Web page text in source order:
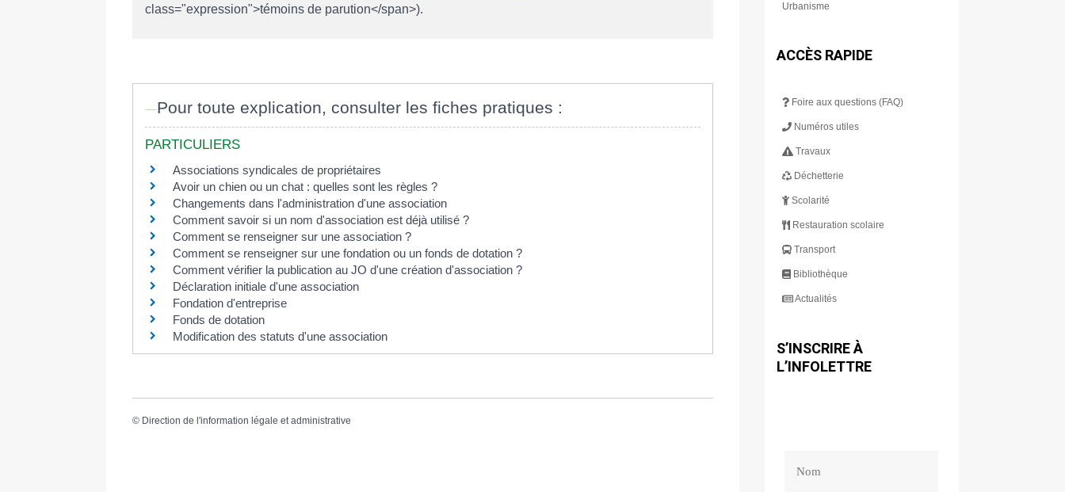
class="expression">témoins de parution</span>).
Pour toute explication, consulter les fiches pratiques :
PARTICULIERS
Associations syndicales de propriétaires
Avoir un chien ou un chat : quelles sont les règles ?
Changements dans l'administration d'une association
Comment savoir si un nom d'association est déjà utilisé ?
Comment se renseigner sur une association ?
Comment se renseigner sur une fondation ou un fonds de dotation ?
Comment vérifier la publication au JO d'une création d'association ?
Déclaration initiale d'une association
Fondation d'entreprise
Fonds de dotation
Modification des statuts d'une association
© Direction de l'information légale et administrative
Urbanisme
ACCÈS RAPIDE
Foire aux questions (FAQ)
Numéros utiles
Travaux
Déchetterie
Scolarité
Restauration scolaire
Transport
Bibliothèque
Actualités
S’INSCRIRE À
L’INFOLETTRE